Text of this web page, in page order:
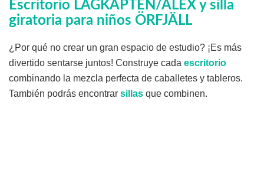
Escritorio LAGKAPTEN/ALEX y silla
giratoria para niños ÖRFJÄLL
¿Por qué no crear un gran espacio de estudio? ¡Es más
divertido sentarse juntos! Construye cada escritorio
combinando la mezcla perfecta de caballetes y tableros.
También podrás encontrar sillas que combinen.